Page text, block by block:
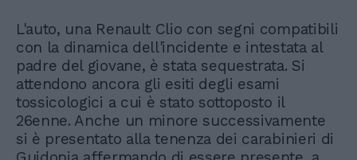
L'auto, una Renault Clio con segni compatibili
con la dinamica dell'incidente e intestata al
padre del giovane, è stata sequestrata. Si
attendono ancora gli esiti degli esami
tossicologici a cui è stato sottoposto il
26enne. Anche un minore successivamente
si è presentato alla tenenza dei carabinieri di